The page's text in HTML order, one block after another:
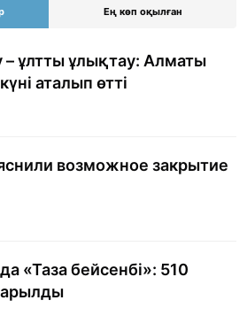
Ең көп оқылған
ұлтты ұлықтау: Алматы
аталып өтті
возможное закрытие
«Таза бейсенбі»: 510